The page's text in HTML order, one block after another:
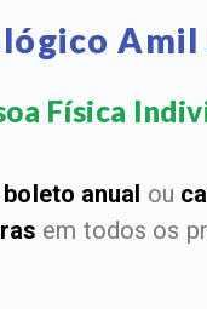
Física
boleto anual ou
em todos os